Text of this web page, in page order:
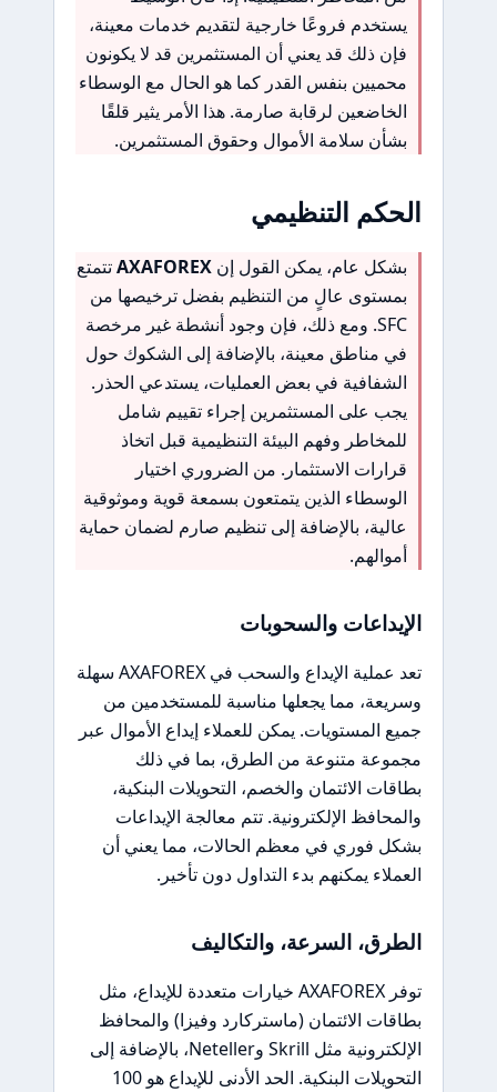
يستخدم فروعًا خارجية لتقديم خدمات معينة،
فإن ذلك قد يعني أن المستثمرين قد لا يكونون
محميين بنفس القدر كما هو الحال مع الوسطاء
الخاضعين لرقابة صارمة. هذا الأمر يثير قلقًا
بشأن سلامة الأموال وحقوق المستثمرين.
الحكم التنظيمي
بشكل عام، يمكن القول إن AXAFOREXتتمتع
بمستوى عالٍ من التنظيم بفضل ترخيصها من
SFC. ومع ذلك، فإن وجود أنشطة غير مرخصة
في مناطق معينة، بالإضافة إلى الشكوك حول
الشفافية في بعض العمليات، يستدعي الحذر.
يجب على المستثمرين إجراء تقييم شامل
للمخاطر وفهم البيئة التنظيمية قبل اتخاذ
قرارات الاستثمار. من الضروري اختيار
الوسطاء الذين يتمتعون بسمعة قوية وموثوقية
عالية، بالإضافة إلى تنظيم صارم لضمان حماية
أموالهم.
الإيداعات والسحوبات
تعد عملية الإيداع والسحب في AXAFOREX سهلة
وسريعة، مما يجعلها مناسبة للمستخدمين من
جميع المستويات. يمكن للعملاء إيداع الأموال عبر
مجموعة متنوعة من الطرق، بما في ذلك
بطاقات الائتمان والخصم، التحويلات البنكية،
والمحافظ الإلكترونية. تتم معالجة الإيداعات
بشكل فوري في معظم الحالات، مما يعني أن
العملاء يمكنهم بدء التداول دون تأخير.
الطرق، السرعة، والتكاليف
توفر AXAFOREX خيارات متعددة للإيداع، مثل
بطاقات الائتمان (ماستركارد وفيزا) والمحافظ
الإلكترونية مثل Skrill وNeteller، بالإضافة إلى
التحويلات البنكية. الحد الأدنى للإيداع هو 100